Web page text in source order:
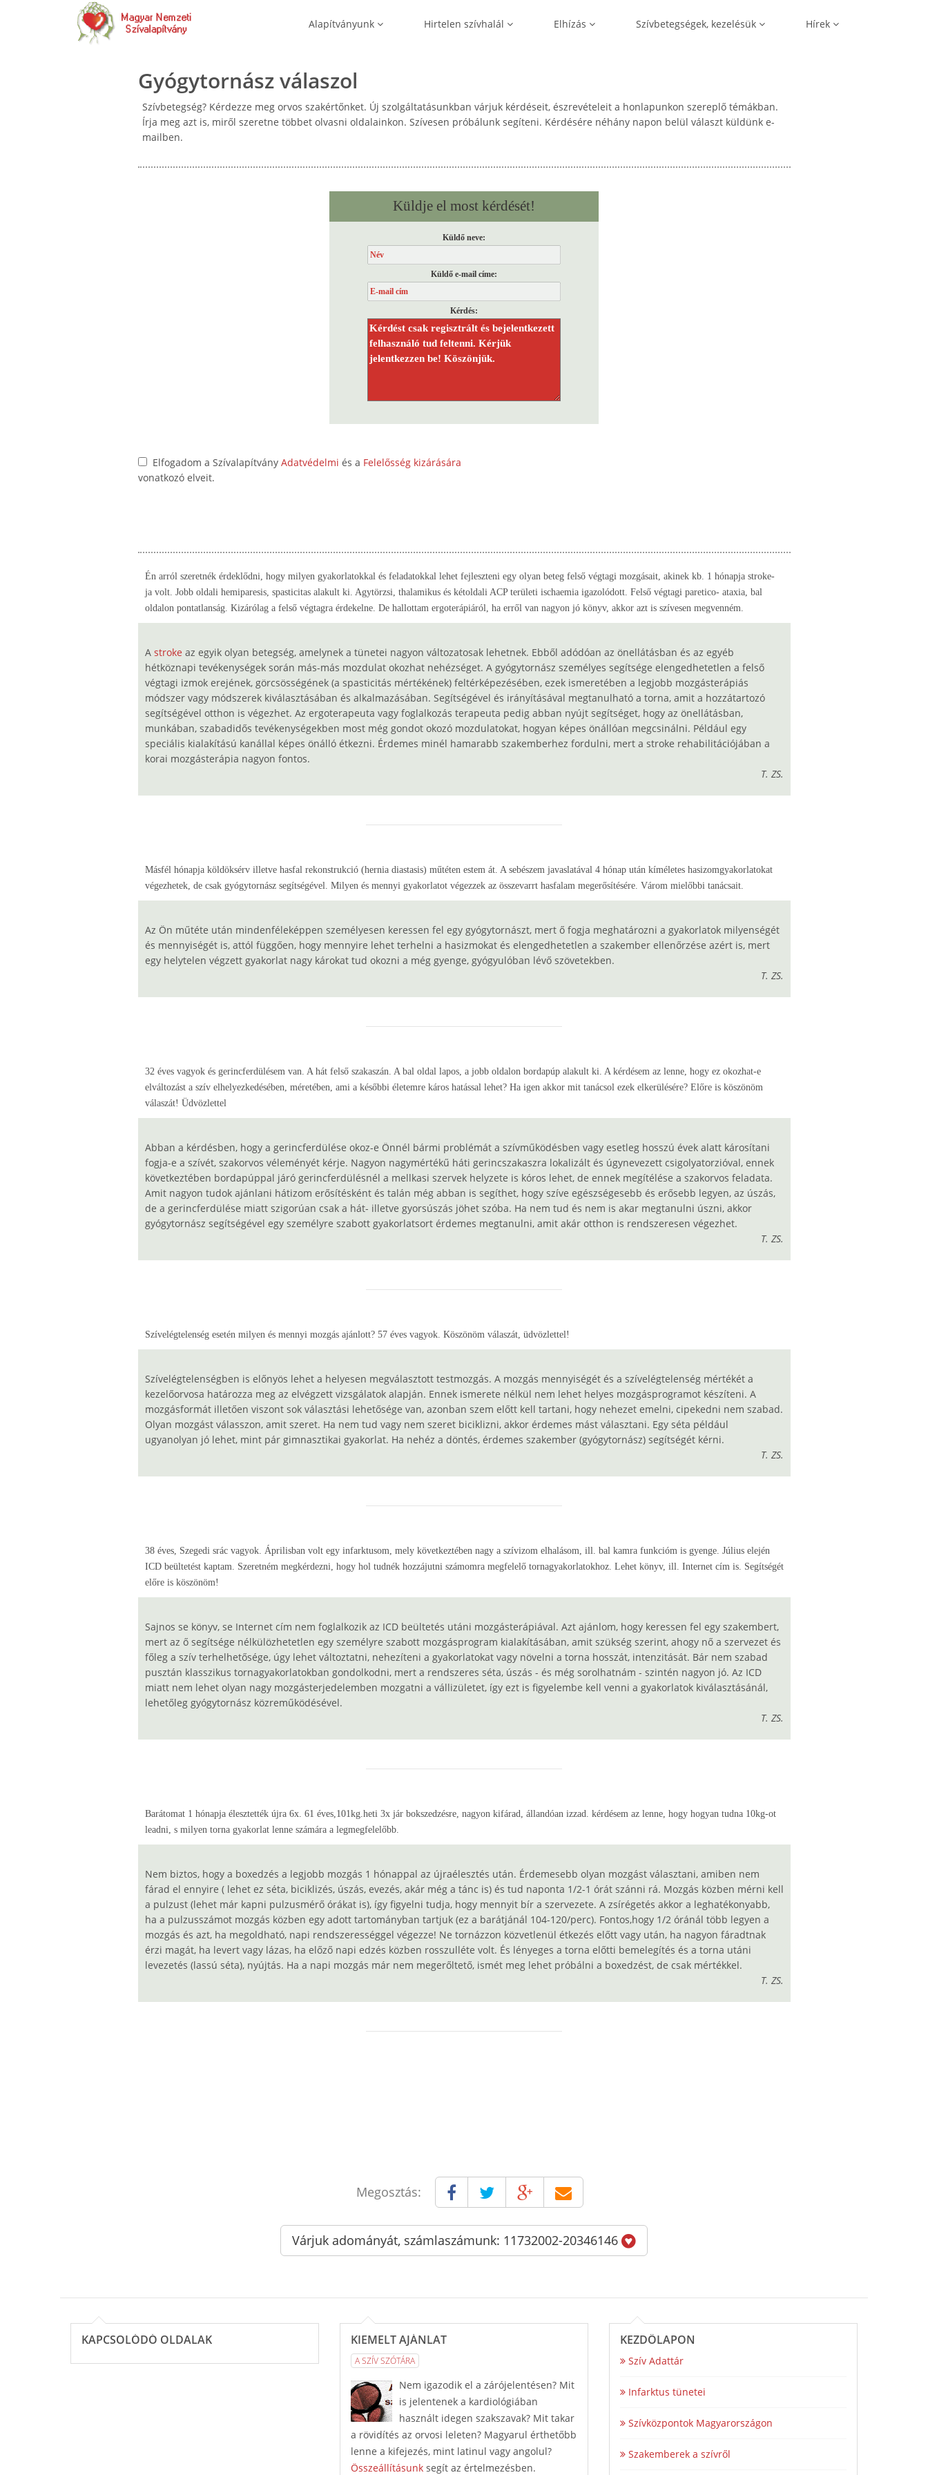
Alapítványunk Hirtelen szívhalál Elhízás Szívbetegségek, kezelésük Hírek
Gyógytornász válaszol
Szívbetegség? Kérdezze meg orvos szakértőnket. Új szolgáltatásunkban várjuk kérdéseit, észrevételeit a honlapunkon szereplő témákban.
Írja meg azt is, miről szeretne többet olvasni oldalainkon. Szívesen próbálunk segíteni. Kérdésére néhány napon belül választ küldünk e-
mailben.
Küldje el most kérdését!
Küldő neve:
Küldő e-mail címe:
Kérdés:
Elfogadom a Szívalapítvány Adatvédelmi és a Felelősség kizárására
vonatkozó elveit.
Én arról szeretnék érdeklődni, hogy milyen gyakorlatokkal és feladatokkal lehet fejleszteni egy olyan beteg felső végtagi mozgásait, akinek kb. 1 hónapja stroke-
ja volt. Jobb oldali hemiparesis, spasticitas alakult ki. Agytörzsi, thalamikus és kétoldali ACP területi ischaemia igazolódott. Felső végtagi paretico- ataxia, bal
oldalon pontatlanság. Kizárólag a felső végtagra érdekelne. De hallottam ergoterápiáról, ha erről van nagyon jó könyv, akkor azt is szívesen megvenném.
A stroke az egyik olyan betegség, amelynek a tünetei nagyon változatosak lehetnek. Ebből adódóan az önellátásban és az egyéb
hétköznapi tevékenységek során más-más mozdulat okozhat nehézséget. A gyógytornász személyes segítsége elengedhetetlen a felső
végtagi izmok erejének, görcsösségének (a spasticitás mértékének) feltérképezésében, ezek ismeretében a legjobb mozgásterápiás
módszer vagy módszerek kiválasztásában és alkalmazásában. Segítségével és irányításával megtanulható a torna, amit a hozzátartozó
segítségével otthon is végezhet. Az ergoterapeuta vagy foglalkozás terapeuta pedig abban nyújt segítséget, hogy az önellátásban,
munkában, szabadidős tevékenységekben most még gondot okozó mozdulatokat, hogyan képes önállóan megcsinálni. Például egy
speciális kialakítású kanállal képes önálló étkezni. Érdemes minél hamarabb szakemberhez fordulni, mert a stroke rehabilitációjában a
korai mozgásterápia nagyon fontos.
T. ZS.
Másfél hónapja köldöksérv illetve hasfal rekonstrukció (hernia diastasis) műtéten estem át. A sebészem javaslatával 4 hónap után kíméletes hasizomgyakorlatokat
végezhetek, de csak gyógytornász segítségével. Milyen és mennyi gyakorlatot végezzek az összevarrt hasfalam megerősítésére. Várom mielőbbi tanácsait.
Az Ön műtéte után mindenféleképpen személyesen keressen fel egy gyógytornászt, mert ő fogja meghatározni a gyakorlatok milyenségét
és mennyiségét is, attól függően, hogy mennyire lehet terhelni a hasizmokat és elengedhetetlen a szakember ellenőrzése azért is, mert
egy helytelen végzett gyakorlat nagy károkat tud okozni a még gyenge, gyógyulóban lévő szövetekben.
T. ZS.
32 éves vagyok és gerincferdülésem van. A hát felső szakaszán. A bal oldal lapos, a jobb oldalon bordapúp alakult ki. A kérdésem az lenne, hogy ez okozhat-e
elváltozást a szív elhelyezkedésében, méretében, ami a későbbi életemre káros hatással lehet? Ha igen akkor mit tanácsol ezek elkerülésére? Előre is köszönöm
válaszát! Üdvözlettel
Abban a kérdésben, hogy a gerincferdülése okoz-e Önnél bármi problémát a szívműködésben vagy esetleg hosszú évek alatt károsítani
fogja-e a szívét, szakorvos véleményét kérje. Nagyon nagymértékű háti gerincszakaszra lokalizált és úgynevezett csigolyatorzióval, ennek
következtében bordapúppal járó gerincferdülésnél a mellkasi szervek helyzete is kóros lehet, de ennek megítélése a szakorvos feladata.
Amit nagyon tudok ajánlani hátizom erősítésként és talán még abban is segíthet, hogy szíve egészségesebb és erősebb legyen, az úszás,
de a gerincferdülése miatt szigorúan csak a hát- illetve gyorsúszás jöhet szóba. Ha nem tud és nem is akar megtanulni úszni, akkor
gyógytornász segítségével egy személyre szabott gyakorlatsort érdemes megtanulni, amit akár otthon is rendszeresen végezhet.
T. ZS.
Szívelégtelenség esetén milyen és mennyi mozgás ajánlott? 57 éves vagyok. Köszönöm válaszát, üdvözlettel!
Szívelégtelenségben is előnyös lehet a helyesen megválasztott testmozgás. A mozgás mennyiségét és a szívelégtelenség mértékét a
kezelőorvosa határozza meg az elvégzett vizsgálatok alapján. Ennek ismerete nélkül nem lehet helyes mozgásprogramot készíteni. A
mozgásformát illetően viszont sok választási lehetősége van, azonban szem előtt kell tartani, hogy nehezet emelni, cipekedni nem szabad.
Olyan mozgást válasszon, amit szeret. Ha nem tud vagy nem szeret biciklizni, akkor érdemes mást választani. Egy séta például
ugyanolyan jó lehet, mint pár gimnasztikai gyakorlat. Ha nehéz a döntés, érdemes szakember (gyógytornász) segítségét kérni.
T. ZS.
38 éves, Szegedi srác vagyok. Áprilisban volt egy infarktusom, mely következtében nagy a szívizom elhalásom, ill. bal kamra funkcióm is gyenge. Július elején
ICD beültetést kaptam. Szeretném megkérdezni, hogy hol tudnék hozzájutni számomra megfelelő tornagyakorlatokhoz. Lehet könyv, ill. Internet cím is. Segítségét
előre is köszönöm!
Sajnos se könyv, se Internet cím nem foglalkozik az ICD beültetés utáni mozgásterápiával. Azt ajánlom, hogy keressen fel egy szakembert,
mert az ő segítsége nélkülözhetetlen egy személyre szabott mozgásprogram kialakításában, amit szükség szerint, ahogy nő a szervezet és
főleg a szív terhelhetősége, úgy lehet változtatni, nehezíteni a gyakorlatokat vagy növelni a torna hosszát, intenzitását. Bár nem szabad
pusztán klasszikus tornagyakorlatokban gondolkodni, mert a rendszeres séta, úszás - és még sorolhatnám - szintén nagyon jó. Az ICD
miatt nem lehet olyan nagy mozgásterjedelemben mozgatni a vállizületet, így ezt is figyelembe kell venni a gyakorlatok kiválasztásánál,
lehetőleg gyógytornász közreműködésével.
T. ZS.
Barátomat 1 hónapja élesztették újra 6x. 61 éves,101kg.heti 3x jár bokszedzésre, nagyon kifárad, állandóan izzad. kérdésem az lenne, hogy hogyan tudna 10kg-ot
leadni, s milyen torna gyakorlat lenne számára a legmegfelelőbb.
Nem biztos, hogy a boxedzés a legjobb mozgás 1 hónappal az újraélesztés után. Érdemesebb olyan mozgást választani, amiben nem
fárad el ennyire ( lehet ez séta, biciklizés, úszás, evezés, akár még a tánc is) és tud naponta 1/2-1 órát szánni rá. Mozgás közben mérni kell
a pulzust (lehet már kapni pulzusmérő órákat is), így figyelni tudja, hogy mennyit bír a szervezete. A zsírégetés akkor a leghatékonyabb,
ha a pulzusszámot mozgás közben egy adott tartományban tartjuk (ez a barátjánál 104-120/perc). Fontos,hogy 1/2 óránál több legyen a
mozgás és azt, ha megoldható, napi rendszerességgel végezze! Ne tornázzon közvetlenül étkezés előtt vagy után, ha nagyon fáradtnak
érzi magát, ha levert vagy lázas, ha előző napi edzés közben rosszulléte volt. És lényeges a torna előtti bemelegítés és a torna utáni
levezetés (lassú séta), nyújtás. Ha a napi mozgás már nem megerőltető, ismét meg lehet próbálni a boxedzést, de csak mértékkel.
T. ZS.
Megosztás:
Várjuk adományát, számlaszámunk: 11732002-20346146
KAPCSOLÓDÓ OLDALAK KIEMELT AJÁNLAT
A SZÍV SZÓTÁRA
Nem igazodik el a zárójelentésen? Mit
is jelentenek a kardiológiában
használt idegen szakszavak? Mit takar
a rövidítés az orvosi leleten? Magyarul érthetőbb
lenne a kifejezés, mint latinul vagy angolul?
Összeállításunk segít az értelmezésben.
KEZDŐLAPON
Szív Adattár
Infarktus tünetei
Szívközpontok Magyarországon
Szakemberek a szívről